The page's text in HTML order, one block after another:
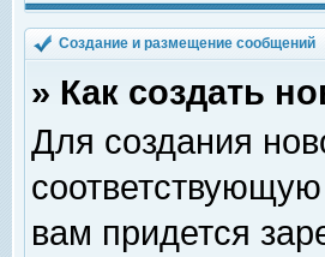
Создание и размещение сообщений
» Как создать
Для создания
вам придется